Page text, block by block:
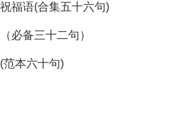
福语(合集五十六句)
必备三十二句）
范本六十句)